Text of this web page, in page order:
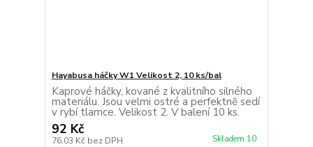
Hayabusa háčky W1 Velikost 2, 10 ks/bal
Kaprové háčky, kované z kvalitního silného
materiálu. Jsou velmi ostré a perfektně sedí
v rybí tlamce. Velikost 2. V balení 10 ks.
92 Kč
76,03 Kč bez DPH Skladem 10